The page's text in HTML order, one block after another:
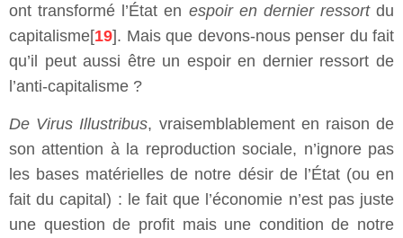
ont transformé l’État en espoir en dernier ressortdu
capitalisme[19]. Mais que devons-nous penser du fait
qu’il peut aussi être un espoir en dernier ressort de
l’anti-capitalisme ?
De Virus Illustribus, vraisemblablement en raison de
son attention à la reproduction sociale, n’ignore pas
les bases matérielles de notre désir de l’État (ou en
fait du capital) : le fait que l’économie n’est pas juste
une question de profit mais une condition de notre